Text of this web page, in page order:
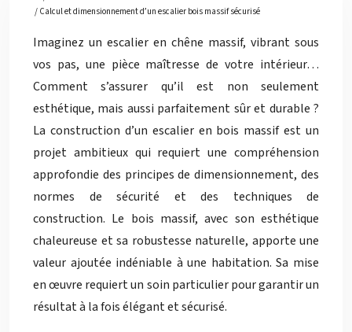
/ Calcul et dimensionnement d’un escalier bois massif sécurisé
Imaginez un escalier en chêne massif, vibrant sous
vos pas, une pièce maîtresse de votre intérieur…
Comment s’assurer qu’il est non seulement
esthétique, mais aussi parfaitement sûr et durable ?
La construction d’un escalier en bois massif est un
projet ambitieux qui requiert une compréhension
approfondie des principes de dimensionnement, des
normes de sécurité et des techniques de
construction. Le bois massif, avec son esthétique
chaleureuse et sa robustesse naturelle, apporte une
valeur ajoutée indéniable à une habitation. Sa mise
en œuvre requiert un soin particulier pour garantir un
résultat à la fois élégant et sécurisé.